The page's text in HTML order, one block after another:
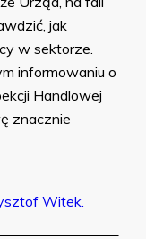
jak
w sektorze.
informowaniu o
Handlowej
znacznie
Witek.